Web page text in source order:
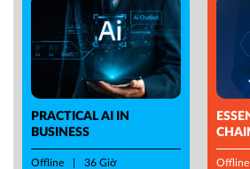
PRACTICAL AI IN
BUSINESS
Offline 36 Giờ Offline